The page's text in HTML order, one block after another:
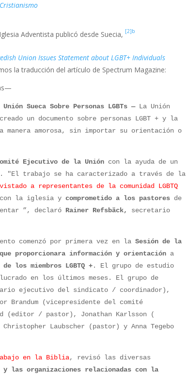
Adventista publicó desde Suecia, [2]b
Union Issues Statement about LGBT+ Individuals
la traducción del artículo de Spectrum Magazine:
Sueca Sobre Personas LGBTs — La Unión
un documento sobre personas LGBT + y la
manera amorosa, sin importar su orientación o
Ejecutivo de la Unión con la ayuda de un
. "El trabajo se ha caracterizado a través de la
a representantes de la comunidad LGBTQ
con la iglesia ycomprometido a los pastores de
”, declaró Rainer Refsbäck, secretario
comenzó por primera vez en laSesión de la
que proporcionara información y orientación a
de los miembros LGBTQ+. El grupo de estudio
en los últimos meses. El grupo de
ejecutivo del sindicato / coordinador),
Brandum (vicepresidente del comité
(editor / pastor), Jonathan Karlsson (
Laubscher (pastor) y Anna Tegebo
en la Biblia, revisó las diversas
las organizaciones relacionadas con la